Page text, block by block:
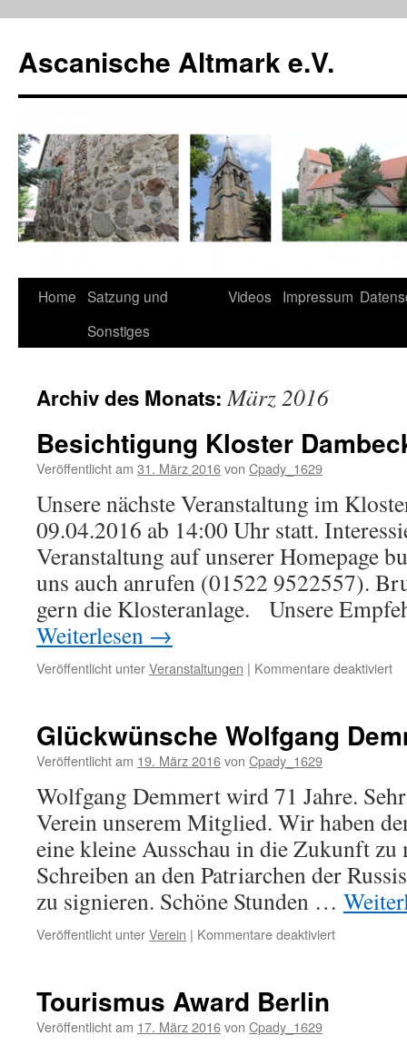
springen
Ascanische Altmark e.V.
Home Satzung und
Sonstiges
Videos Impressum
Archiv des Monats:März 2016
Besichtigung Kloster
Veröffentlicht am 31. März 2016von Cpady_1629
Unsere nächste Veranstaltung im
09.04.2016 ab 14:00 Uhr statt.
Veranstaltung auf unserer Homepage
uns auch anrufen (01522 9522557).
gern die Klosteranlage. Unsere
Weiterlesen →
Veröffentlicht unterVeranstaltungen | Kommentare deaktiviertfür
Glückwünsche Wolfgang
Veröffentlicht am 19. März 2016von Cpady_1629
Wolfgang Demmert wird 71 Jahre.
Verein unserem Mitglied. Wir haben
eine kleine Ausschau in die Zukunft zu
Schreiben an den Patriarchen der
zu signieren. Schöne Stunden …
Veröffentlicht unterVerein | Kommentare deaktiviertfür
Tourismus Award Berlin
Veröffentlicht am 17. März 2016von Cpady_1629